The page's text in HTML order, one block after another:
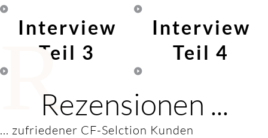
Interview
Teil 3
Interview
Teil 4
RRezensionen ...
... zufriedener CF-Selction Kunden